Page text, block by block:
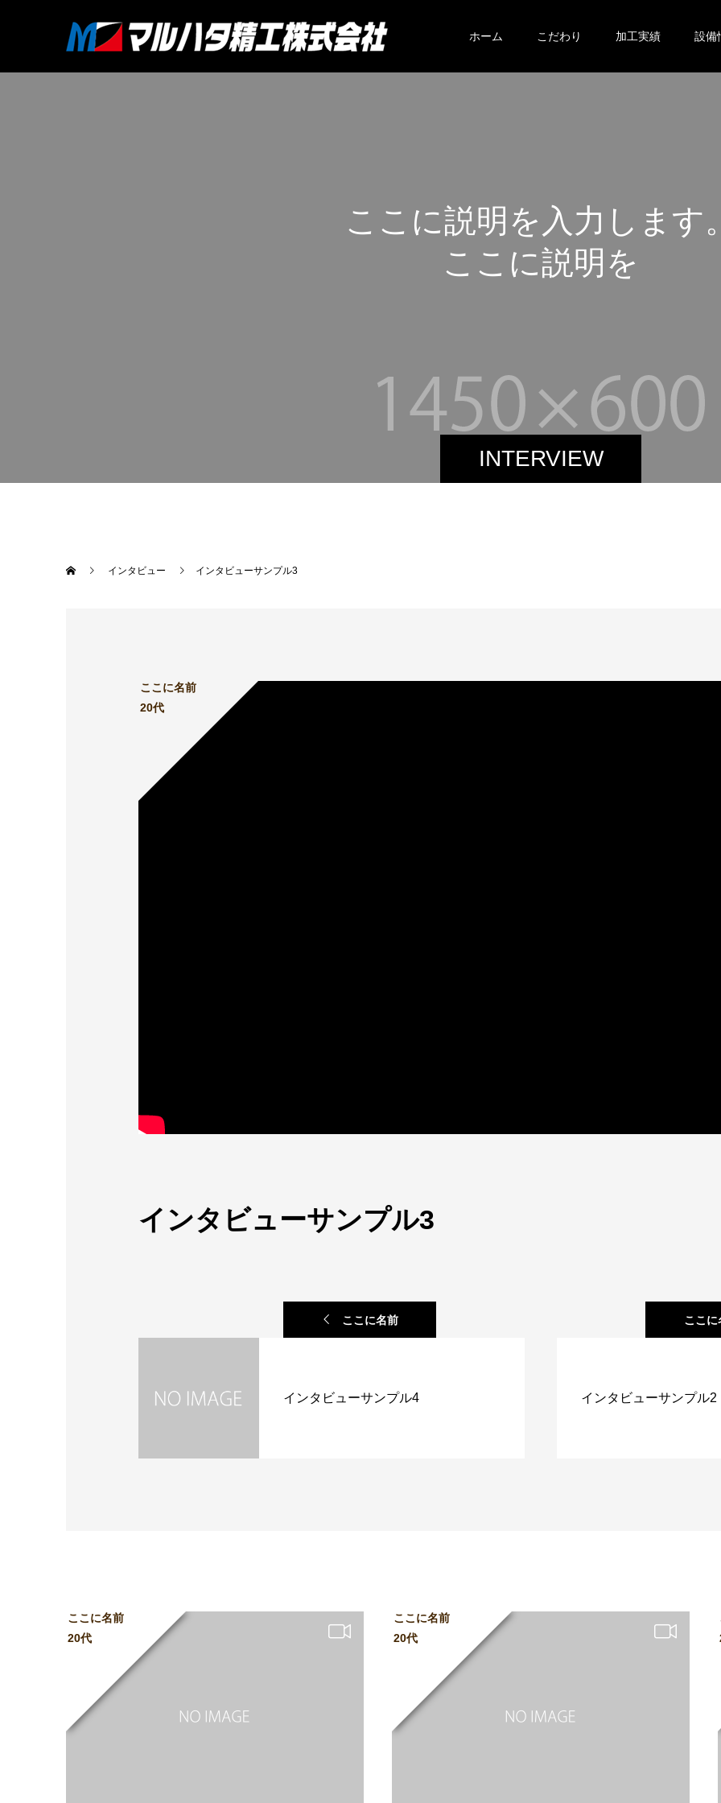
ホーム こだわり 加工実績 設備
INTERVIEW
こ こ に説明 を 入 力 し ま す
こに説明を入力
インタビュー インタビューサンプル3
ここに名前
20代
インタビューサンプル3
ここに名前
インタビューサンプル4
ここに
インタビューサンプル2
ここに名前
20代
ここに名前
20代